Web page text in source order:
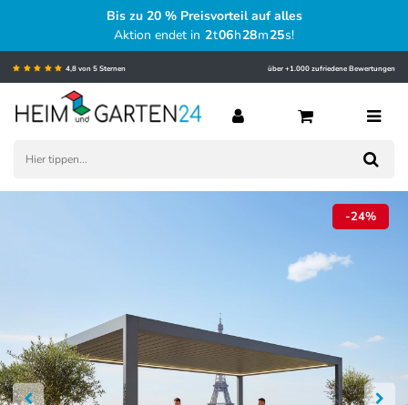
Bis zu 20 % Preisvorteil auf alles
Aktion endet in 2t06h28m24s!
4,8 von 5 Sternen über +1.000 zufriedene Bewertungen
-24%